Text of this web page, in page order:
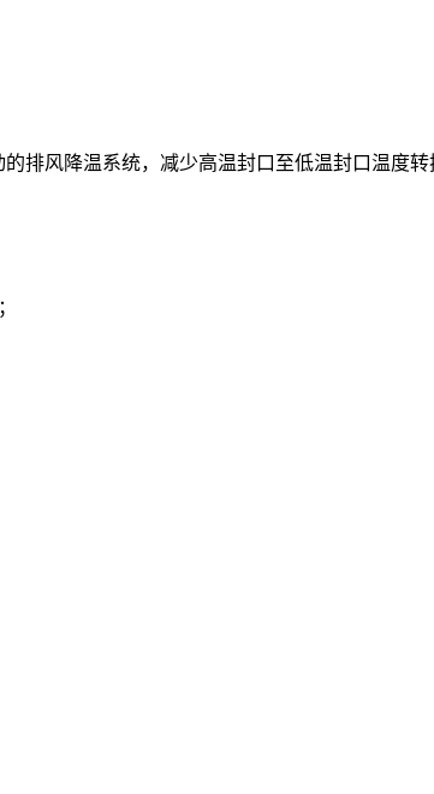
风降温系统，减少高温封口至低温封口温度转